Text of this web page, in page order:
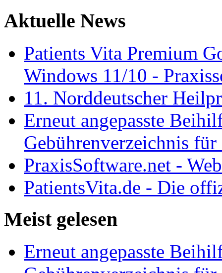
Aktuelle News
Patients Vita Premium
Windows 11/10 -
11. Norddeutscher
Erneut angepasste
Gebührenverzeichnis
PraxisSoftware.net -
PatientsVita.de - Die
Meist gelesen
Erneut angepasste